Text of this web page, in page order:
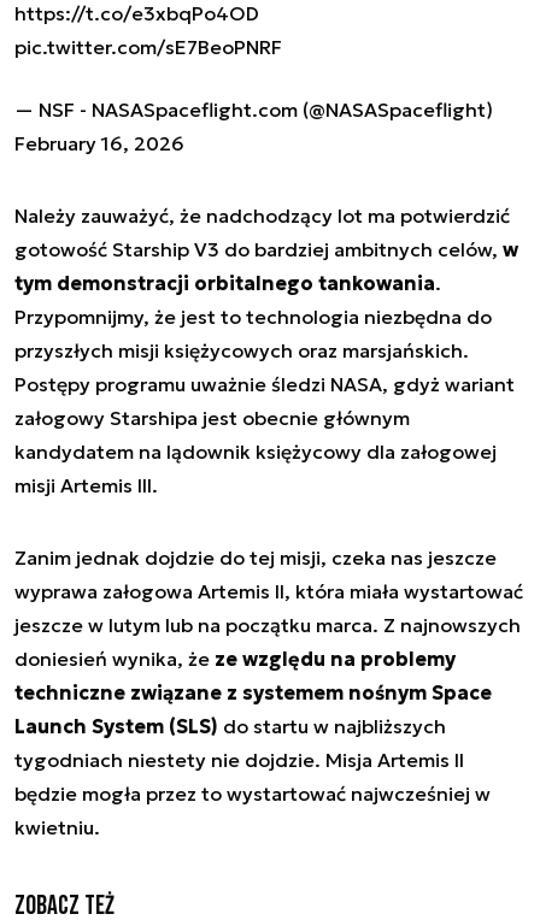
https://t.co/e3xbqPo4OD
pic.twitter.com/sE7BeoPNRF
— NSF - NASASpaceflight.com (@NASASpaceflight)
February 16, 2026
Należy zauważyć, że nadchodzący lot ma potwierdzić
gotowość Starship V3 do bardziej ambitnych celów, w
tym demonstracji orbitalnego tankowania.
Przypomnijmy, że jest to technologia niezbędna do
przyszłych misji księżycowych oraz marsjańskich.
Postępy programu uważnie śledzi NASA, gdyż wariant
załogowy Starshipa jest obecnie głównym
kandydatem na lądownik księżycowy dla załogowej
misji Artemis III.
Zanim jednak dojdzie do tej misji, czeka nas jeszcze
wyprawa załogowa Artemis II, która miała wystartować
jeszcze w lutym lub na początku marca. Z najnowszych
doniesień wynika, że ze względu na problemy
techniczne związane z systemem nośnym Space
Launch System (SLS) do startu w najbliższych
tygodniach niestety nie dojdzie. Misja Artemis II
będzie mogła przez to wystartować najwcześniej w
kwietniu.
Zobacz też